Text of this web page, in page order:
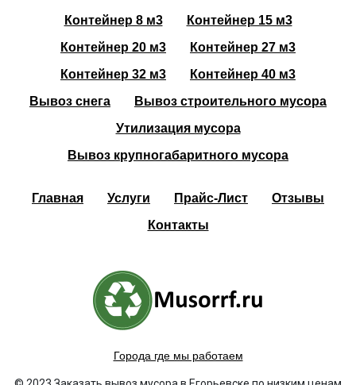
Контейнер 8 м3
Контейнер 15 м3
Контейнер 20 м3
Контейнер 27 м3
Контейнер 32 м3
Контейнер 40 м3
Вывоз снега
Вывоз строительного мусора
Утилизация мусора
Вывоз крупногабаритного мусора
Главная Услуги Прайс-Лист
Отзывы
Контакты
Города где мы работаем